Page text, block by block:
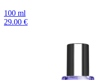
100 ml
29.00 €